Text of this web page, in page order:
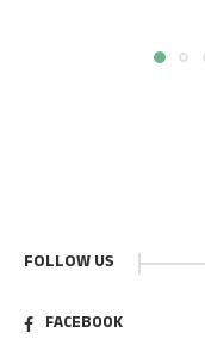
FOLLOW US
FACEBOOK